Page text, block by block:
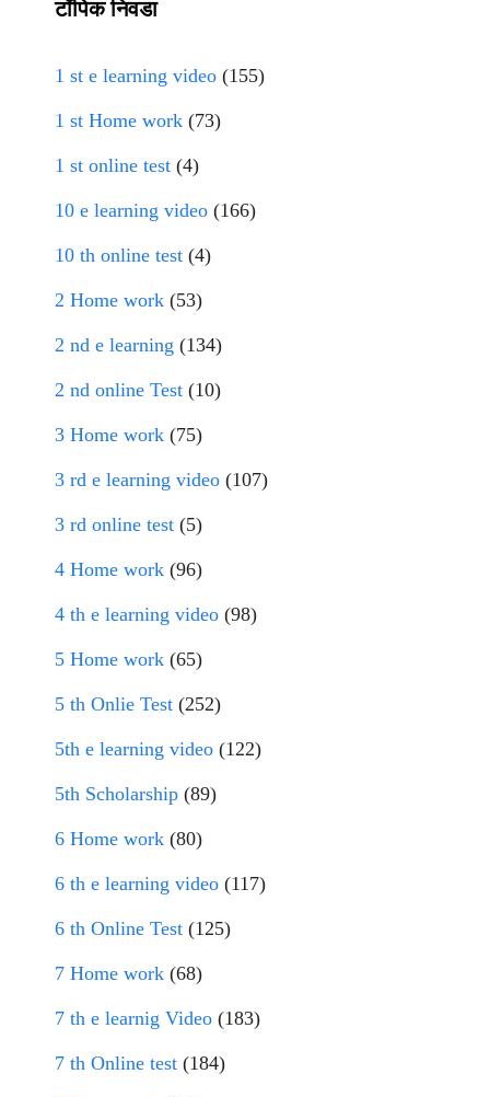
टॉपिक निवडा
1 st e learning video (155)
1 st Home work (73)
1 st online test (4)
10 e learning video (166)
10 th online test (4)
2 Home work (53)
2 nd e learning (134)
2 nd online Test (10)
3 Home work (75)
3 rd e learning video (107)
3 rd online test (5)
4 Home work (96)
4 th e learning video (98)
5 Home work (65)
5 th Onlie Test (252)
5th e learning video (122)
5th Scholarship (89)
6 Home work (80)
6 th e learning video (117)
6 th Online Test (125)
7 Home work (68)
7 th e learnig Video (183)
7 th Online test (184)